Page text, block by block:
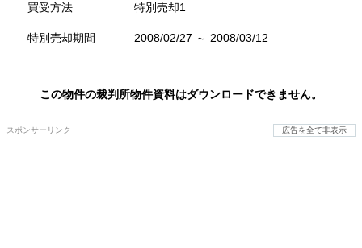
買受方法 特別売却1
特別売却期間 2008/02/27 ～ 2008/03/12
この物件の裁判所物件資料はダウンロードできません。
スポンサーリンク 広告を全て非表示